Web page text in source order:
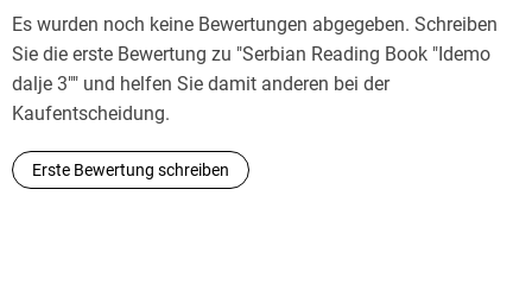
Es wurden noch keine Bewertungen abgegeben. Schreiben
Sie die erste Bewertung zu "Serbian Reading Book "Idemo
dalje 3"" und helfen Sie damit anderen bei der
Kaufentscheidung.
Erste Bewertung schreiben